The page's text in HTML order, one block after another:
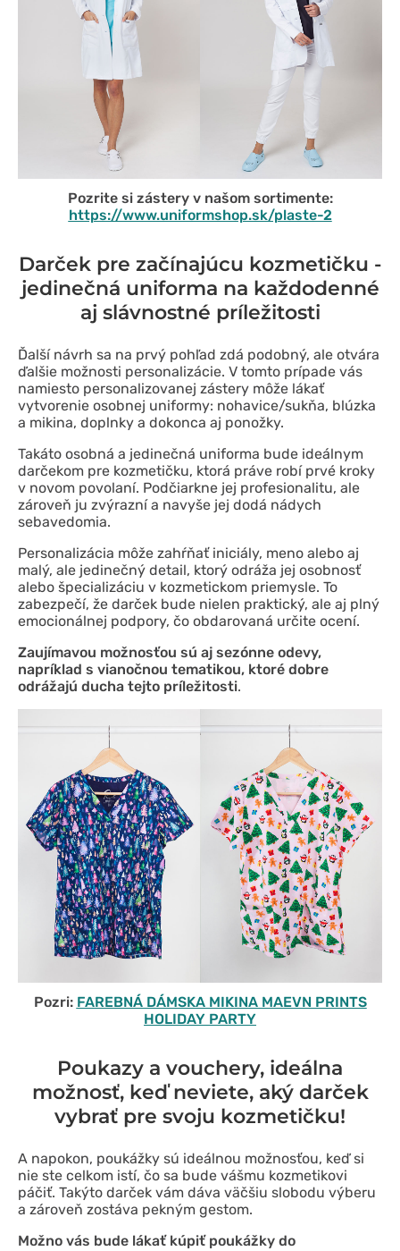
Pozrite si zástery v našom sortimente:
https://www.uniformshop.sk/plaste-2
Darček pre začínajúcu kozmetičku -
jedinečná uniforma na každodenné
aj slávnostné príležitosti
Ďalší návrh sa na prvý pohľad zdá podobný, ale otvára
ďalšie možnosti personalizácie. V tomto prípade vás
namiesto personalizovanej zástery môže lákať
vytvorenie osobnej uniformy: nohavice/sukňa, blúzka
a mikina, doplnky a dokonca aj ponožky.
Takáto osobná a jedinečná uniforma bude ideálnym
darčekom pre kozmetičku, ktorá práve robí prvé kroky
v novom povolaní. Podčiarkne jej profesionalitu, ale
zároveň ju zvýrazní a navyše jej dodá nádych
sebavedomia.
Personalizácia môže zahŕňať iniciály, meno alebo aj
malý, ale jedinečný detail, ktorý odráža jej osobnosť
alebo špecializáciu v kozmetickom priemysle. To
zabezpečí, že darček bude nielen praktický, ale aj plný
emocionálnej podpory, čo obdarovaná určite ocení.
Zaujímavou možnosťou sú aj sezónne odevy,
napríklad s vianočnou tematikou, ktoré dobre
odrážajú ducha tejto príležitosti.
Pozri: FAREBNÁ DÁMSKA MIKINA MAEVN PRINTS
HOLIDAY PARTY
Poukazy a vouchery, ideálna
možnosť, keď neviete, aký darček
vybrať pre svoju kozmetičku!
A napokon, poukážky sú ideálnou možnosťou, keď si
nie ste celkom istí, čo sa bude vášmu kozmetikovi
páčiť. Takýto darček vám dáva väčšiu slobodu výberu
a zároveň zostáva pekným gestom.
Možno vás bude lákať kúpiť poukážky do